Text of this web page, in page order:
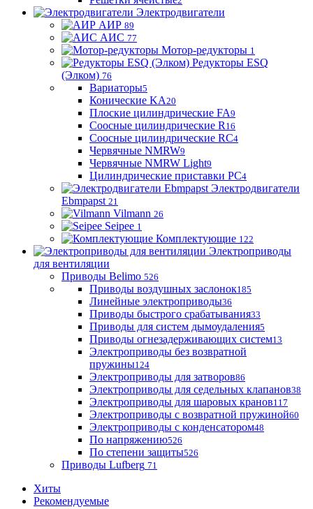
Электродвигатели
АИР 89
АИС 77
Мотор-редукторы 1
Редукторы ESQ
(Элком) 76
Вариаторы5
Конические KA20
Плоские цилиндрические FA9
Соосные цилиндрические R 16
Соосные цилиндрические RC4
Червячные NMRW9
Червячные NMRW Light9
Цилиндрические приставки PC4
Электродвигатели
Ebmpapst 21
Vilmann 26
Seipee 1
Комплектующие 122
Электроприводы
для вентиляции
Приводы Belimo 526
Приводы воздушных заслонок185
Линейные электроприводы36
Приводы быстрого срабатывания33
Приводы для систем дымоудаления5
Приводы огнезадерживающих систем13
Электроприводы без возвратной
пружины124
Электроприводы для затворов86
Электроприводы для седельных клапанов38
Электроприводы для шаровых кранов117
Электроприводы с возвратной пружиной60
Электроприводы с конденсатором48
По напряжению526
По степени защиты526
Приводы Lufberg 71
Хиты
Рекомендуемые